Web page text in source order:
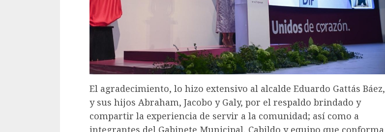
El agradecimiento, lo hizo extensivo al alcalde Eduardo Gattás Báez,
y sus hijos Abraham, Jacobo y Galy, por el respaldo brindado y
compartir la experiencia de servir a la comunidad; así como a
integrantes del Gabinete Municipal, Cabildo y equipo que conforma